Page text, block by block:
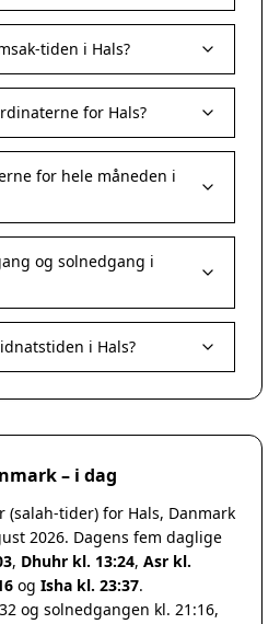
tiden i Hals?
for Hals?
for hele måneden i
og solnedgang i
i Hals?
– i dag
tider) for Hals, Danmark
2026. Dagens fem daglige
, Dhuhr kl. 13:24, Asr kl.
og Isha kl. 23:37.
og solnedgangen kl. 21:16,